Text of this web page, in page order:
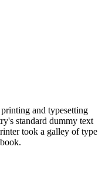
and typesetting
standard dummy text
took a galley of type